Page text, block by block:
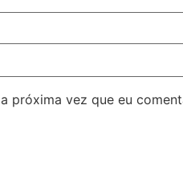
próxima vez que eu